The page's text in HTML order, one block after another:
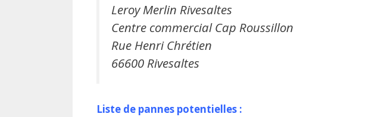
Leroy Merlin Rivesaltes
Centre commercial Cap Roussillon
Rue Henri Chrétien
66600 Rivesaltes
Liste de pannes potentielles :